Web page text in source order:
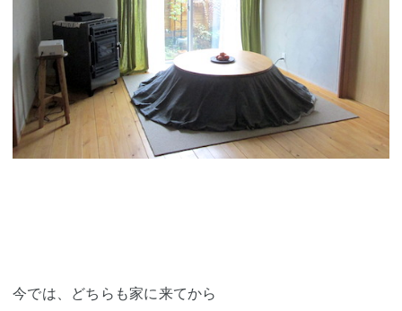
今では、どちらも家に来てから